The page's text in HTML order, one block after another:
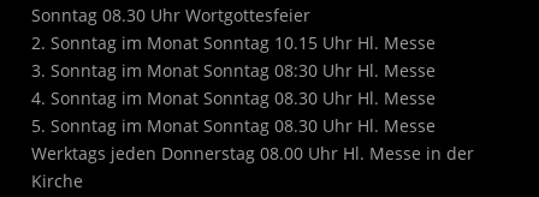
Sonntag 08.30 Uhr Wortgottesfeier
2. Sonntag im Monat Sonntag 10.15 Uhr Hl. Messe
3. Sonntag im Monat Sonntag 08:30 Uhr Hl. Messe
4. Sonntag im Monat Sonntag 08.30 Uhr Hl. Messe
5. Sonntag im Monat Sonntag 08.30 Uhr Hl. Messe
Werktags jeden Donnerstag 08.00 Uhr Hl. Messe in der
Kirche